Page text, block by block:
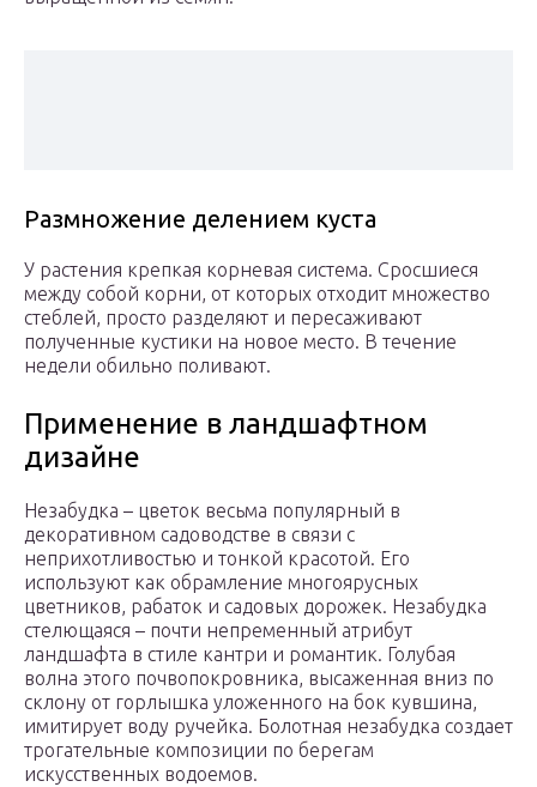
Размножение делением куста
У растения крепкая корневая система. Сросшиеся
между собой корни, от которых отходит множество
стеблей, просто разделяют и пересаживают
полученные кустики на новое место. В течение
недели обильно поливают.
Применение в ландшафтном
дизайне
Незабудка – цветок весьма популярный в
декоративном садоводстве в связи с
неприхотливостью и тонкой красотой. Его
используют как обрамление многоярусных
цветников, рабаток и садовых дорожек. Незабудка
стелющаяся – почти непременный атрибут
ландшафта в стиле кантри и романтик. Голубая
волна этого почвопокровника, высаженная вниз по
склону от горлышка уложенного на бок кувшина,
имитирует воду ручейка. Болотная незабудка создает
трогательные композиции по берегам
искусственных водоемов.